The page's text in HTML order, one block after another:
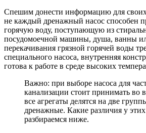
Спешим донести информацию для своих
не каждый дренажный насос способен
горячую воду, поступающую из
посудомоечной машины, душа, ванны
перекачивания грязной горячей воды
специального насоса, внутренняя
готова к работе в среде высоких
Важно: при выборе насоса для
канализации стоит принимать во
все агрегаты делятся на две
дренажные. Какие различия у этих
разбираемся ниже.